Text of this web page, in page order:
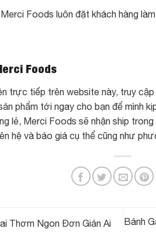
Foods luôn đặt khách hàng
Foods
trực tiếp trên website này, truy
phẩm tới ngay cho bạn để mình
lẻ, Merci Foods sẽ nhận ship
hệ và báo giá cụ thể cũng như
Thơm Ngon Đơn Giản Ai
Bánh